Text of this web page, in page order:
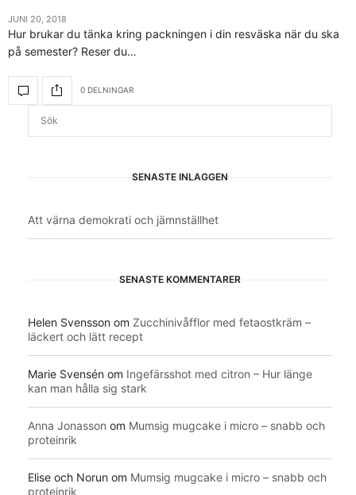
JUNI 20, 2018
Hur brukar du tänka kring packningen i din resväska när du ska
på semester? Reser du…
0 DELNINGAR
SENASTE INLÄGGEN
Att värna demokrati och jämnställhet
SENASTE KOMMENTARER
Helen Svensson om Zucchinivåfflor med fetaostkräm –
läckert och lätt recept
Marie Svensén om Ingefärsshot med citron – Hur länge
kan man hålla sig stark
Anna Jonasson om Mumsig mugcake i micro – snabb och
proteinrik
Elise och Norun om Mumsig mugcake i micro – snabb och
proteinrik